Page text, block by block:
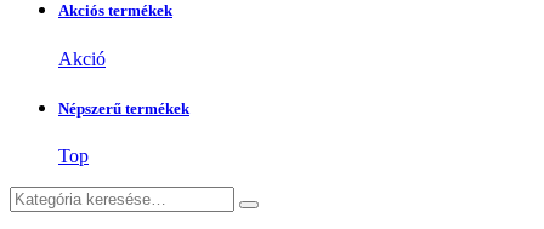
Akciós termékek
Akció
Népszerű termékek
Top